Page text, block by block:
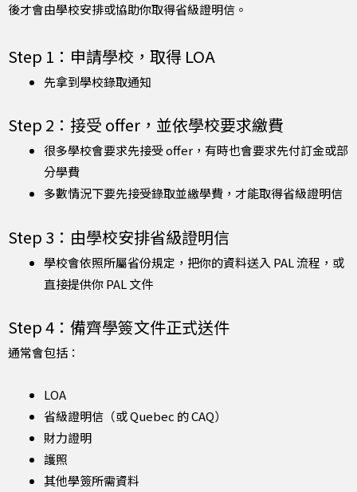
後才會由學校安排或協助你取得省級證明信。
Step 1：申請學校，取得 LOA
先拿到學校錄取通知
Step 2：接受 offer，並依學校要求繳費
很多學校會要求先接受 offer，有時也會要求先付訂金或部
分學費
多數情況下要先接受錄取並繳學費，才能取得省級證明信
Step 3：由學校安排省級證明信
學校會依照所屬省份規定，把你的資料送入 PAL 流程，或
直接提供你 PAL 文件
Step 4：備齊學簽文件正式送件
通常會包括：
LOA
省級證明信（或 Quebec 的 CAQ）
財力證明
護照
其他學簽所需資料